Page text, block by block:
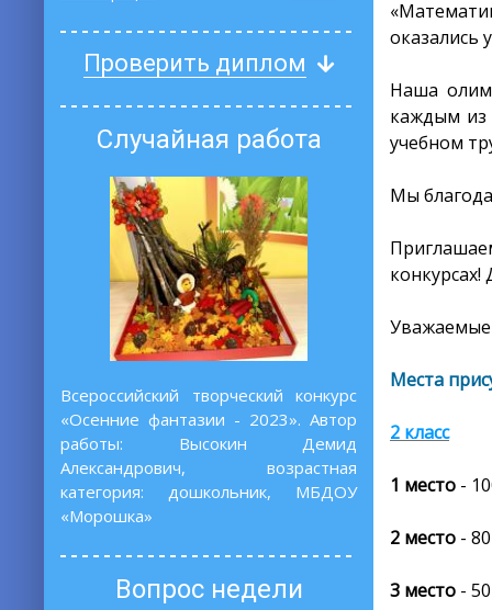
Проверить диплом
Случайная работа
Всероссийский творческий конкурс
«Осенние фантазии - 2023». Автор
работы: Высокин Демид
Александрович, возрастная
категория: дошкольник, МБДОУ
«Морошка»
Вопрос недели
оказались
Наша
каждым из
учебном
Мы
конкурсах!
Уважаемые
Места
2 класс
1 место -
2 место -
3 место -